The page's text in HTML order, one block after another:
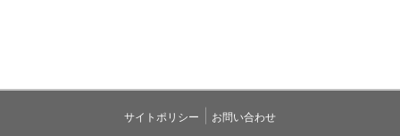
サイトポリシー お問い合わせ